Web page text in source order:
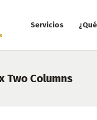
Servicios
Two Columns